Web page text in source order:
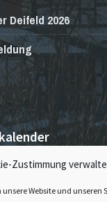
Zustimmung
Website und unseren
Deifeld 2026
Gottesdienste